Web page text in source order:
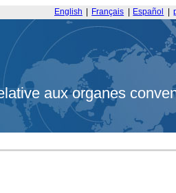
English Français Español
aux organes